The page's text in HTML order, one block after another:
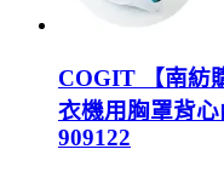
COGIT 【南紡
衣機用胸罩背
909122